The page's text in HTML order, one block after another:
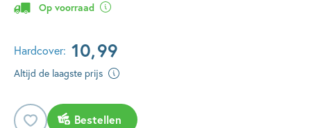
Op voorraad
Hardcover: 10,99
Altijd de laagste prijs
Bestellen